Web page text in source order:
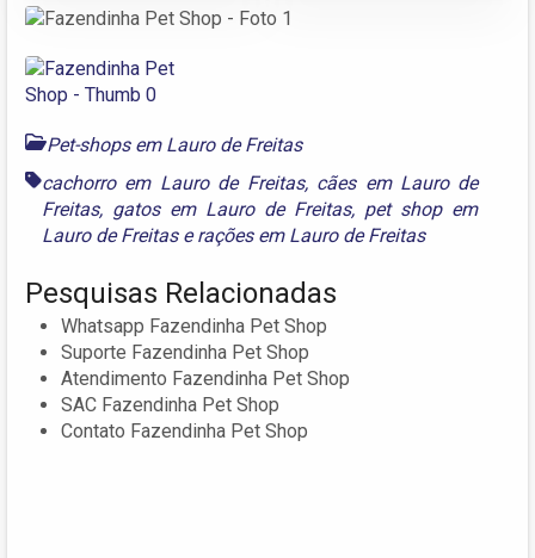
Pet-shops em Lauro de Freitas
cachorro em Lauro de Freitas, cães em Lauro de
Freitas, gatos em Lauro de Freitas, pet shop em
Lauro de Freitaserações em Lauro de Freitas
Pesquisas Relacionadas
Whatsapp Fazendinha Pet Shop
Suporte Fazendinha Pet Shop
Atendimento Fazendinha Pet Shop
SAC Fazendinha Pet Shop
Contato Fazendinha Pet Shop